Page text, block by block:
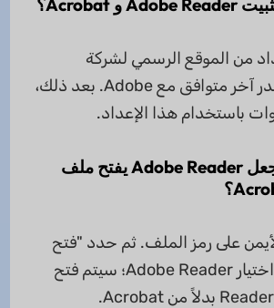
من الموقع الرسمي لشركة
Adobe أو أي مصدر آخر متوافق مع Adobe. بعد ذلك،
باستخدام هذا الإعداد.
4. كيف يمكنني جعل Adobe Reader يفتح ملف
على رمز الملف. ثم حدد "فتح
بواسطة". يمكنك اختيار Adobe Reader؛ سيتم فتح